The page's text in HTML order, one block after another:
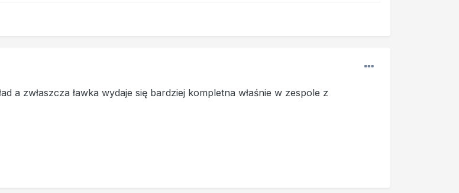
a zwłaszcza ławka wydaje się bardziej kompletna właśnie w zespole z